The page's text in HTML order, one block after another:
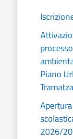
Piano
2026/